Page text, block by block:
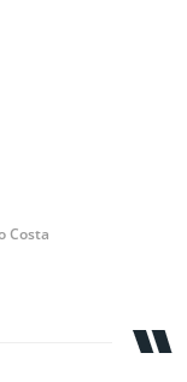
Costa